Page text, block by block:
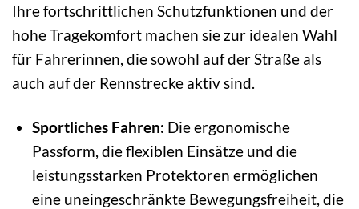
Ihre fortschrittlichen Schutzfunktionen und der
hohe Tragekomfort machen sie zur idealen Wahl
für Fahrerinnen, die sowohl auf der Straße als
auch auf der Rennstrecke aktiv sind.
Sportliches Fahren: Die ergonomische
Passform, die flexiblen Einsätze und die
leistungsstarken Protektoren ermöglichen
eine uneingeschränkte Bewegungsfreiheit, die